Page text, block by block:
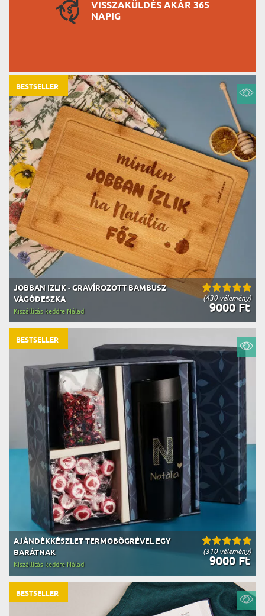
VISSZAKÜLDÉS AKÁR 365
NAPIG
(430 vélemény)
JOBBAN IZLIK - GRAVÍROZOTT BAMBUSZ
VÁGÓDESZKA
9000 Ft
Kiszállítás keddre Nálad
BESTSELLER
(310 vélemény)
AJÁNDÉKKÉSZLET TERMOBÖGRÉVEL EGY
BARÁTNAK
9000 Ft
Kiszállítás keddre Nálad
BESTSELLER
BESTSELLER